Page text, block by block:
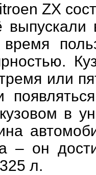
ZX
или
в
– он
л.